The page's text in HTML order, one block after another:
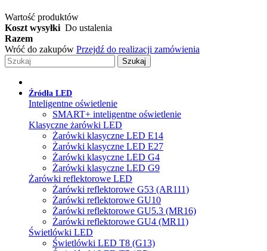
Wartość produktów
Koszt wysyłki Do ustalenia
Razem
Wróć do zakupów Przejdź do realizacji zamówienia
Szukaj
Źródła LED
Inteligentne oświetlenie
SMART+ inteligentne oświetlenie
Klasyczne żarówki LED
Żarówki klasyczne LED E14
Żarówki klasyczne LED E27
Żarówki klasyczne LED G4
Żarówki klasyczne LED G9
Żarówki reflektorowe LED
Żarówki reflektorowe G53 (AR111)
Żarówki reflektorowe GU10
Żarówki reflektorowe GU5.3 (MR16)
Żarówki reflektorowe GU4 (MR11)
Świetlówki LED
Świetlówki LED T8 (G13)